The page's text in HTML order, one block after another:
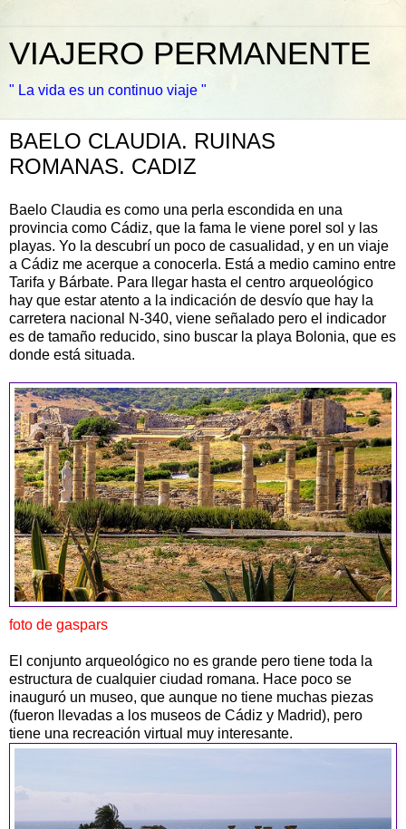
VIAJERO PERMANENTE
" La vida es un continuo viaje "
BAELO CLAUDIA. RUINAS
ROMANAS. CADIZ
Baelo Claudia es como una perla escondida en una
provincia como Cádiz, que la fama le viene porel sol y las
playas. Yo la descubrí un poco de casualidad, y en un viaje
a Cádiz me acerque a conocerla. Está a medio camino entre
Tarifa y Bárbate. Para llegar hasta el centro arqueológico
hay que estar atento a la indicación de desvío que hay la
carretera nacional N-340, viene señalado pero el indicador
es de tamaño reducido, sino buscar la playa Bolonia, que es
donde está situada.
foto de gaspars
El conjunto arqueológico no es grande pero tiene toda la
estructura de cualquier ciudad romana. Hace poco se
inauguró un museo, que aunque no tiene muchas piezas
(fueron llevadas a los museos de Cádiz y Madrid), pero
tiene una recreación virtual muy interesante.